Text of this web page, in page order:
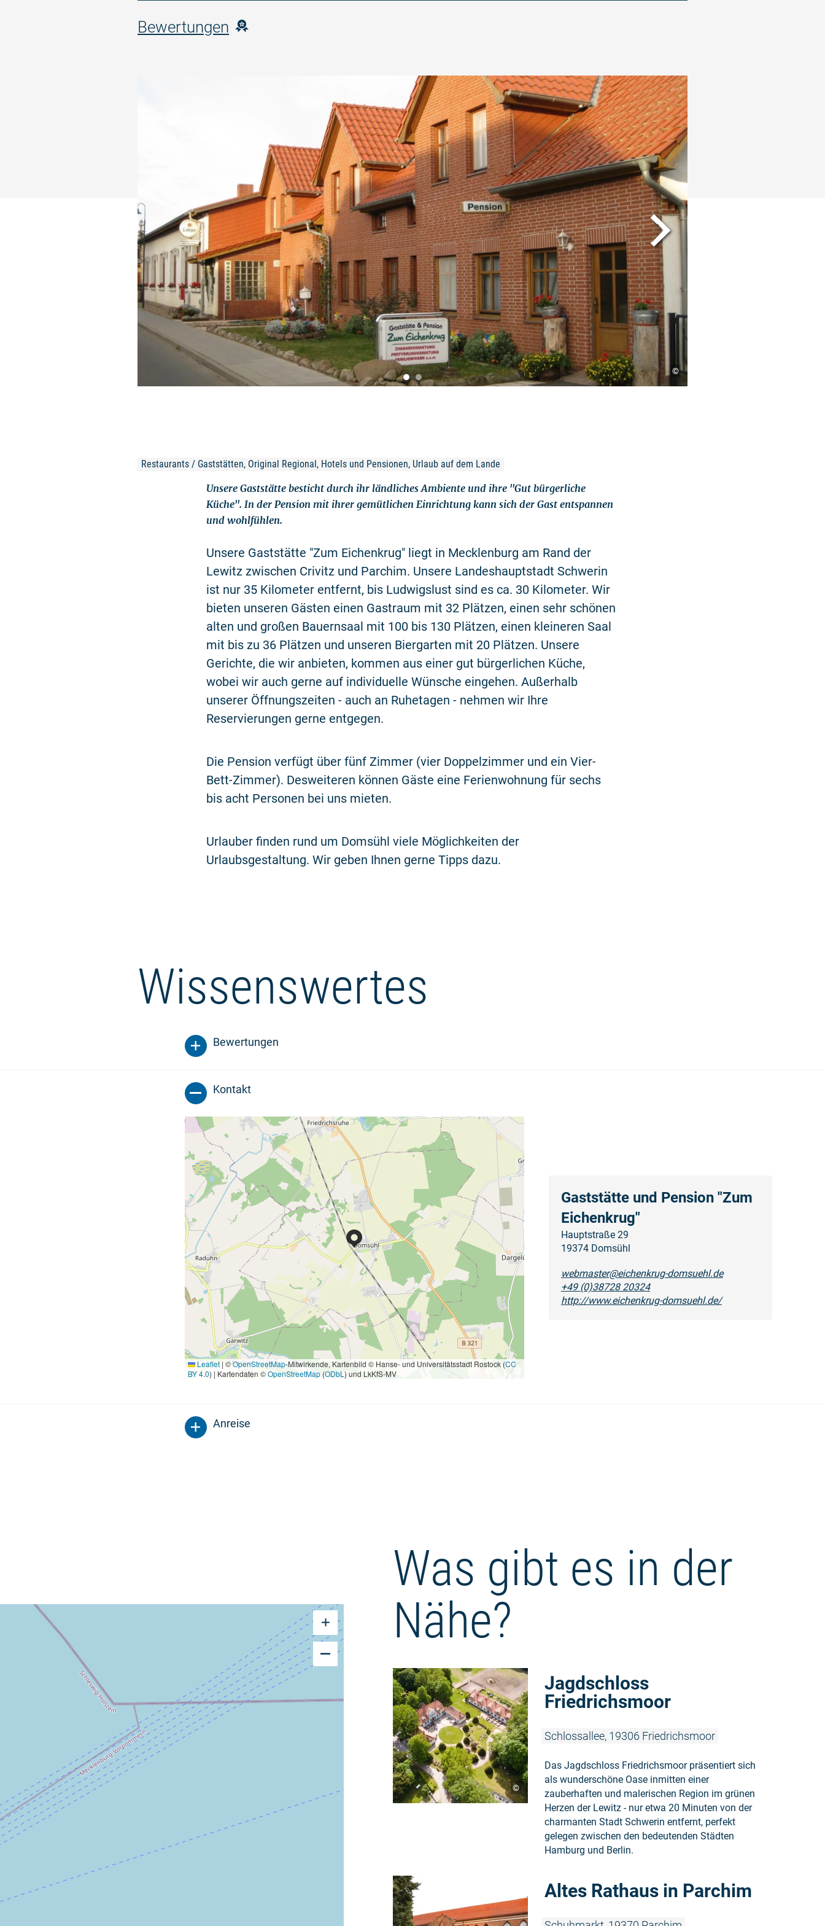
Bewertungen
©
Restaurants / Gaststätten, Original Regional, Hotels und Pensionen, Urlaub auf dem Lande
Unsere Gaststätte besticht durch ihr ländliches Ambiente und ihre "Gut bürgerliche
Küche". In der Pension mit ihrer gemütlichen Einrichtung kann sich der Gast entspannen
und wohlfühlen.
Unsere Gaststätte "Zum Eichenkrug" liegt in Mecklenburg am Rand der
Lewitz zwischen Crivitz und Parchim. Unsere Landeshauptstadt Schwerin
ist nur 35 Kilometer entfernt, bis Ludwigslust sind es ca. 30 Kilometer. Wir
bieten unseren Gästen einen Gastraum mit 32 Plätzen, einen sehr schönen
alten und großen Bauernsaal mit 100 bis 130 Plätzen, einen kleineren Saal
mit bis zu 36 Plätzen und unseren Biergarten mit 20 Plätzen. Unsere
Gerichte, die wir anbieten, kommen aus einer gut bürgerlichen Küche,
wobei wir auch gerne auf individuelle Wünsche eingehen. Außerhalb
unserer Öffnungszeiten - auch an Ruhetagen - nehmen wir Ihre
Reservierungen gerne entgegen.
Die Pension verfügt über fünf Zimmer (vier Doppelzimmer und ein Vier-
Bett-Zimmer). Desweiteren können Gäste eine Ferienwohnung für sechs
bis acht Personen bei uns mieten.
Urlauber finden rund um Domsühl viele Möglichkeiten der
Urlaubsgestaltung. Wir geben Ihnen gerne Tipps dazu.
Wissenswertes
Bewertungen
Kontakt
Leaflet | ©OpenStreetMap-Mitwirkende, Kartenbild © Hanse- und Universitätsstadt Rostock (CC
BY 4.0) | Kartendaten ©OpenStreetMap(ODbL ) und LkKfS-MV
Gaststätte und Pension "Zum
Eichenkrug"
Hauptstraße 29
19374 Domsühl
webmaster@eichenkrug-domsuehl.de
+49 (0)38728 20324
http://www.eichenkrug-domsuehl.de/
Anreise
Was gibt es in der
Nähe?
©
Jagdschloss
Friedrichsmoor
Schlossallee, 19306 Friedrichsmoor
Das Jagdschloss Friedrichsmoor präsentiert sich
als wunderschöne Oase inmitten einer
zauberhaften und malerischen Region im grünen
Herzen der Lewitz - nur etwa 20 Minuten von der
charmanten Stadt Schwerin entfernt, perfekt
gelegen zwischen den bedeutenden Städten
Hamburg und Berlin.
Altes Rathaus in Parchim